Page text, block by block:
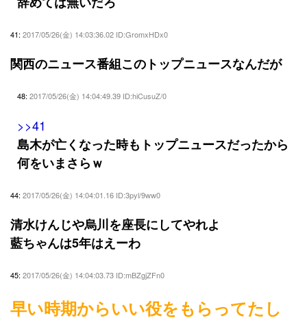
41: 2017/05/26(金) 14:03:36.02 ID:GromxHDx0
関西のニュース番組このトップニュースなんだが
48: 2017/05/26(金) 14:04:49.39 ID:hiCusuZ/0
>>41
島木が亡くなった時もトップニュースだったから
何をいまさらｗ
44: 2017/05/26(金) 14:04:01.16 ID:3pyl/9ww0
清水けんじや烏川を座長にしてやれよ
藍ちゃんは5年はえーわ
45: 2017/05/26(金) 14:04:03.73 ID:mBZgjZFn0
早い時期からいい役をもらってたし